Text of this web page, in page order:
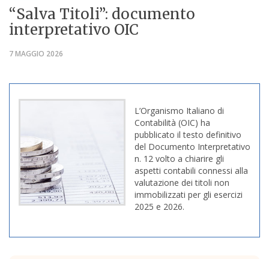
“Salva Titoli”: documento
interpretativo OIC
7 MAGGIO 2026
L’Organismo Italiano di
Contabilità (OIC) ha
pubblicato il testo definitivo
del Documento Interpretativo
n. 12 volto a chiarire gli
aspetti contabili connessi alla
valutazione dei titoli non
immobilizzati per gli esercizi
2025 e 2026.